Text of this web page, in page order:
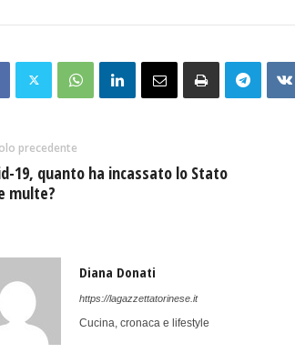
precedente
19, quanto ha incassato lo Stato
multe?
Diana Donati
https://lagazzettatorinese.it
Cucina, cronaca e lifestyle